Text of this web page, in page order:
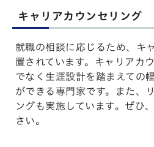
キャリアカウンセリング
就職の相談に応じるため、キ
置されています。キャリアカ
でなく生涯設計を踏まえての
ができる専門家です。また、
ングも実施しています。ぜひ
さい。